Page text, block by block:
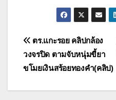
แนะแนว
เรื่อง
ตร.แกะรอย คลิปกล้อง
วงจรปิด ตามจับหนุ่มขี้ยา
ขโมยเงินสร้อยทองคำ(คลิป)